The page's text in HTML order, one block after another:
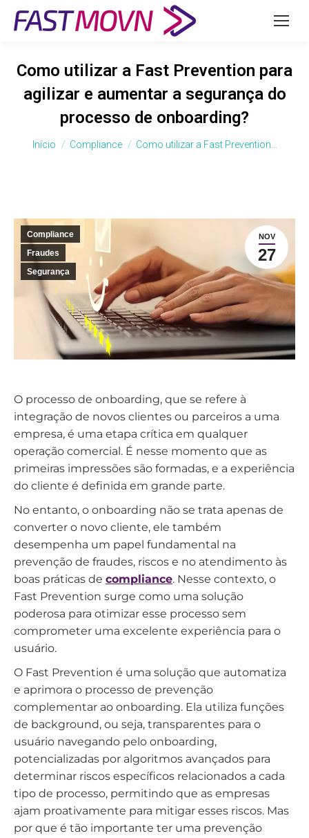
Como utilizar a Fast Prevention para
agilizar e aumentar a segurança do
processo de onboarding?
Você está aqui:
Início Compliance Como utilizar a Fast Prevention…
NOV
27
Compliance
Fraudes
Segurança
O processo de onboarding, que se refere à
integração de novos clientes ou parceiros a uma
empresa, é uma etapa crítica em qualquer
operação comercial. É nesse momento que as
primeiras impressões são formadas, e a experiência
do cliente é definida em grande parte.
No entanto, o onboarding não se trata apenas de
converter o novo cliente, ele também
desempenha um papel fundamental na
prevenção de fraudes, riscos e no atendimento às
boas práticas de compliance. Nesse contexto, o
Fast Prevention surge como uma solução
poderosa para otimizar esse processo sem
comprometer uma excelente experiência para o
usuário.
O Fast Prevention é uma solução que automatiza
e aprimora o processo de prevenção
complementar ao onboarding. Ela utiliza funções
de background, ou seja, transparentes para o
usuário navegando pelo onboarding,
potencializadas por algoritmos avançados para
determinar riscos específicos relacionados a cada
tipo de processo, permitindo que as empresas
ajam proativamente para mitigar esses riscos. Mas
por que é tão importante ter uma prevenção